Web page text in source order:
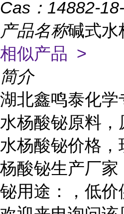
Cas： 14882-
产品名称碱式水
相似产品 >
简介
湖北鑫鸣泰化
水杨酸铋原料，
水杨酸铋价格
杨酸铋生产厂家
铋用途：，低价